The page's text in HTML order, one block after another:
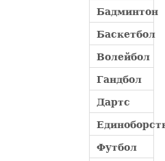
Бадминтон
Баскетбол
Волейбол
Гандбол
Дартс
Футбол